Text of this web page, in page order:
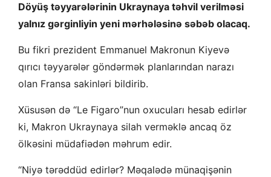
Döyüş təyyarələrinin Ukraynaya təhvil verilməsi
yalnız gərginliyin yeni mərhələsinə səbəb olacaq.
Bu fikri prezident Emmanuel Makronun Kiyevə
qırıcı təyyarələr göndərmək planlarından narazı
olan Fransa sakinləri bildirib.
Xüsusən də “Le Figaro”nun oxucuları hesab edirlər
ki, Makron Ukraynaya silah verməklə ancaq öz
ölkəsini müdafiədən məhrum edir.
“Niyə tərəddüd edirlər? Məqalədə münaqişənin